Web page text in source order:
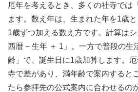
厄年を考えるとき、多くの社寺では
ます。数え年は、生まれた年を1歳
1歳ずつ加える数え方です。計算は
西暦 − 生年 ＋ 1」。一方で普段の生
齢」で、誕生日に1歳加算します。
寺で差があり、満年齢で案内すると
たら参拝先の公式案内に合わせるの